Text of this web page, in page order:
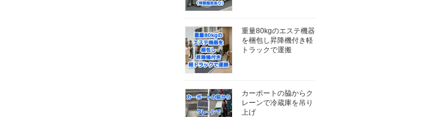
重量80kgのエステ機器
を梱包し昇降機付き軽
トラックで運搬
カーポートの脇からク
レーンで冷蔵庫を吊り
上げ